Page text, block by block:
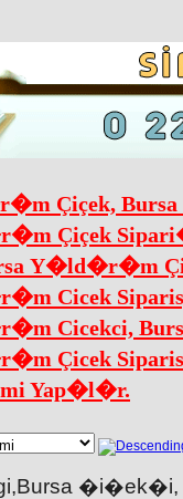
Çiçek,
Çiçek
Y�ld�r�m
Cicek
Cicekci,
Çicek
Yap�l�r.